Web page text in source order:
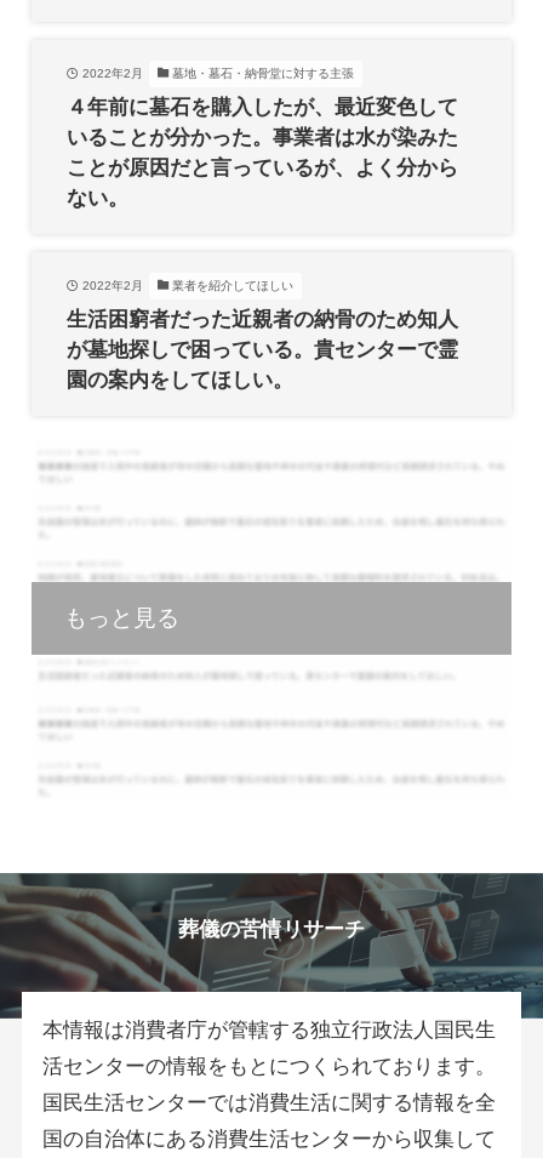
2022年2月 墓地・墓石・納骨堂に対する主張
４年前に墓石を購入したが、最近変色して
いることが分かった。事業者は水が染みた
ことが原因だと言っているが、よく分から
ない。
2022年2月 業者を紹介してほしい
生活困窮者だった近親者の納骨のため知人
が墓地探しで困っている。貴センターで霊
園の案内をしてほしい。
もっと見る
葬儀の苦情リサーチ
本情報は消費者庁が管轄する独立行政法人国民生
活センターの情報をもとにつくられております。
国民生活センターでは消費生活に関する情報を全
国の自治体にある消費生活センターから収集して